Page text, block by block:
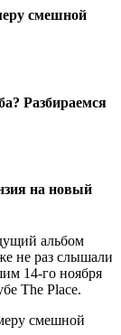
смешной
Разбираемся
на новый
альбом
не раз слышали
14-го ноября
The Place.